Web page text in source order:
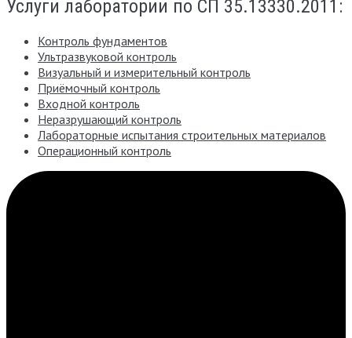
Услуги лаборатории по СП 35.13330.2011:
Контроль фундаментов
Ультразвуковой контроль
Визуальный и измерительный контроль
Приёмочный контроль
Входной контроль
Неразрушающий контроль
Лабораторные испытания строительных материалов
Операционный контроль